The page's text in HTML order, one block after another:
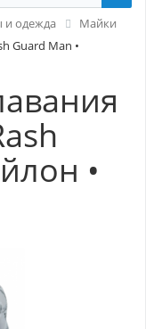
одежда
Майки
Guard Man •
•